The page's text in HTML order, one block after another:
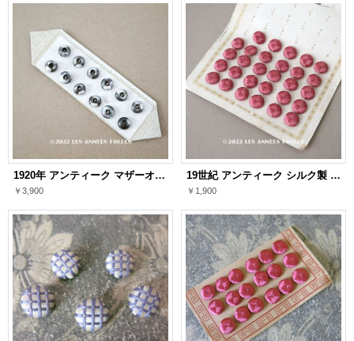
1920年 アンティーク マザーオブパール製 極小 ボタン 6mm 12ピース シェルボタン チャコールグレー
￥3,900
19世紀 アンティーク シルク製 くるみボタン 12mm 6ピースのセット オールドローズ
￥1,900